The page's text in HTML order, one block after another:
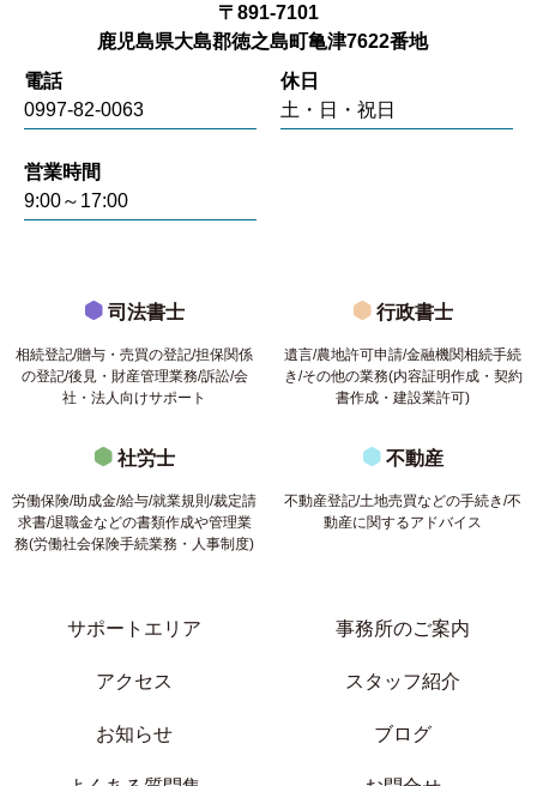
〒891-7101
鹿児島県大島郡徳之島町亀津7622番地
電話
0997-82-0063
休日
土・日・祝日
営業時間
9:00～17:00
司法書士
相続登記/贈与・売買の登記/担保関係
の登記/後見・財産管理業務/訴訟/会
社・法人向けサポート
行政書士
遺言/農地許可申請/金融機関相続手続
き/その他の業務(内容証明作成・契約
書作成・建設業許可)
社労士
労働保険/助成金/給与/就業規則/裁定請
求書/退職金などの書類作成や管理業
務(労働社会保険手続業務・人事制度)
不動産
不動産登記/土地売買などの手続き/不
動産に関するアドバイス
サポートエリア 事務所のご案内
アクセス スタッフ紹介
お知らせ ブログ